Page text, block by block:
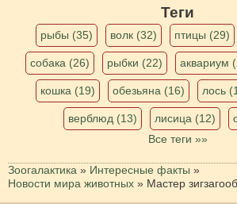
Теги
рыбы (35) волк (32) птицы (29)
собака (26) рыбки (22) аквариум
кошка (19) обезьяна (16) лось
верблюд (13) лисица (12)
Все теги »»
Зоогалактика » Интересные факты »
Новости мира животных » Мастер